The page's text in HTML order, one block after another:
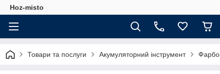
Hoz-misto
Товари та послуги Акумуляторний інструмент